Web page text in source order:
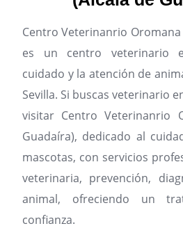
Centro Veterinanrio Oromana
es un centro veterinario
cuidado y la atención de
Sevilla. Si buscas veterinario
visitar Centro Veterinanrio
Guadaíra), dedicado al
mascotas, con servicios
veterinaria, prevención,
animal, ofreciendo un
confianza.